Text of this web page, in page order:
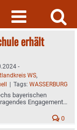
erhält
-
WS,
| Tags: WASSERBURG
bayerischen
Engagement
0